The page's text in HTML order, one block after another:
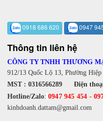
0918 686 620 0947
Thông tin liên hệ
CÔNG TY TNHH THƯƠNG
912/13 Quốc Lộ 13, Phường
MST : 0316566289 Điện
Hotline/Zalo: 0947 945 454 -
kinhdoanh.dattam@gmail.com